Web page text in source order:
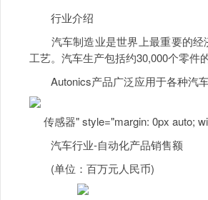
行业介绍
汽车制造业是世界上最重要的经
工艺。汽车生产包括约30,000个零件
Autonics产品广泛应用于各种汽车
传感器" style="margin: 0px auto;
汽车行业-自动化产品销售额
(单位：百万元人民币)